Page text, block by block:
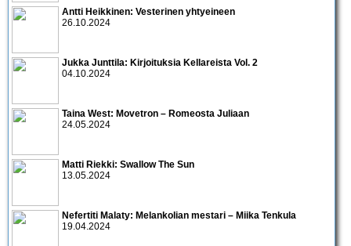
Antti Heikkinen: Vesterinen yhtyeineen
26.10.2024
Jukka Junttila: Kirjoituksia Kellareista Vol. 2
04.10.2024
Taina West: Movetron – Romeosta Juliaan
24.05.2024
Matti Riekki: Swallow The Sun
13.05.2024
Nefertiti Malaty: Melankolian mestari – Miika Tenkula
19.04.2024